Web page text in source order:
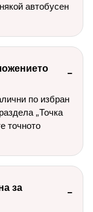
автобусен
по избран
„Точка
точното
за